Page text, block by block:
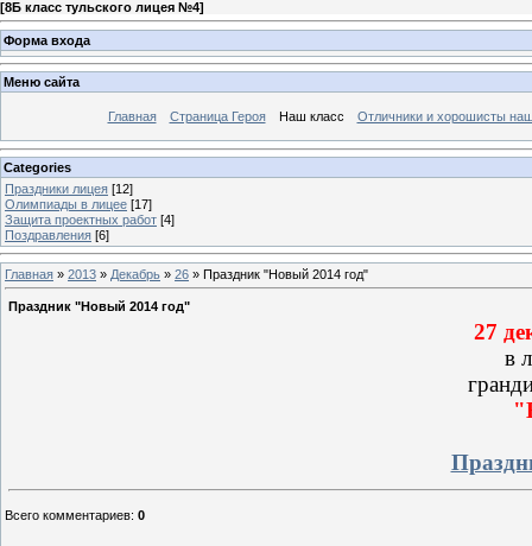
[8Б класс тульского лицея №4]
Форма входа
Меню сайта
Главная Страница Героя Наш класс Отличники и хорошисты
Categories
Праздники лицея [12]
Олимпиады в лицее [17]
Защита проектных работ [4]
Поздравления [6]
Главная » 2013 » Декабрь » 26 » Праздник "Новый 2014 год"
Праздник "Новый 2014 год"
27
в
Всего комментариев: 0